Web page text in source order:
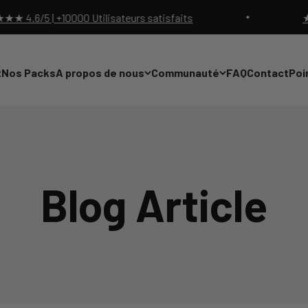
5 | +10000 Utilisateurs satisfaits
Nos PacksA propos de nous Communauté FAQContact
Blog Article